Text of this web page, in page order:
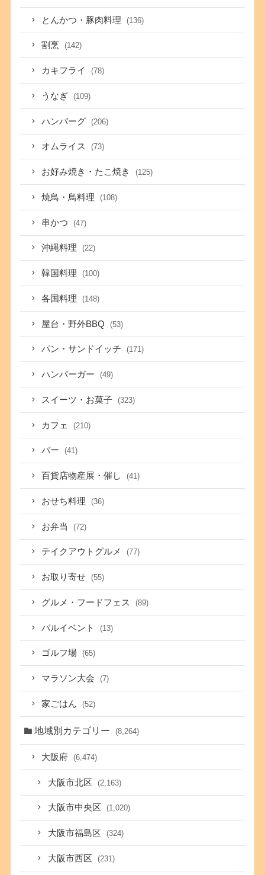
とんかつ・豚肉料理 (136)
割烹 (142)
カキフライ (78)
うなぎ (109)
ハンバーグ (206)
オムライス (73)
お好み焼き・たこ焼き (125)
焼鳥・鳥料理 (108)
串かつ (47)
沖縄料理 (22)
韓国料理 (100)
各国料理 (148)
屋台・野外BBQ (53)
パン・サンドイッチ (171)
ハンバーガー (49)
スイーツ・お菓子 (323)
カフェ (210)
バー (41)
百貨店物産展・催し (41)
おせち料理 (36)
お弁当 (72)
テイクアウトグルメ (77)
お取り寄せ (55)
グルメ・フードフェス (89)
バルイベント (13)
ゴルフ場 (65)
マラソン大会 (7)
家ごはん (52)
地域別カテゴリー (8,264)
大阪府 (6,474)
大阪市北区 (2,163)
大阪市中央区 (1,020)
大阪市福島区 (324)
大阪市西区 (231)